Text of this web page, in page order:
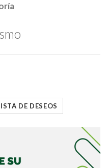
DE DESEOS